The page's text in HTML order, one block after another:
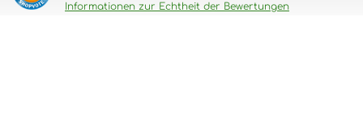
Informationen zur Echtheit der Bewertungen